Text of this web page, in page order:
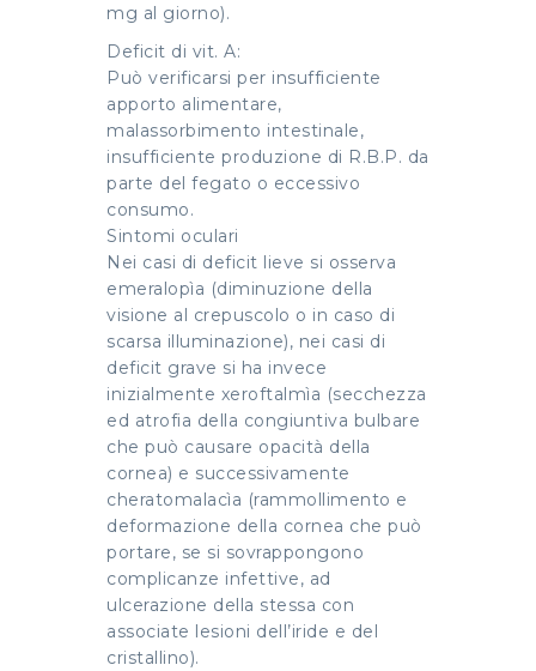
mg al giorno).
Deficit di vit. A:
Può verificarsi per insufficiente
apporto alimentare,
malassorbimento intestinale,
insufficiente produzione di R.B.P. da
parte del fegato o eccessivo
consumo.
Sintomi oculari
Nei casi di deficit lieve si osserva
emeralopìa (diminuzione della
visione al crepuscolo o in caso di
scarsa illuminazione), nei casi di
deficit grave si ha invece
inizialmente xeroftalmìa (secchezza
ed atrofia della congiuntiva bulbare
che può causare opacità della
cornea) e successivamente
cheratomalacìa (rammollimento e
deformazione della cornea che può
portare, se si sovrappongono
complicanze infettive, ad
ulcerazione della stessa con
associate lesioni dell’iride e del
cristallino).